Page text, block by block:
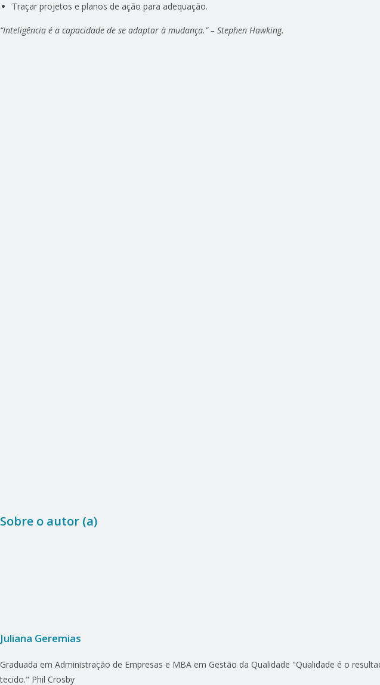
Traçar projetos e planos de ação para adequação.
“Inteligência é a capacidade de se adaptar à mudança.” – Stephen Hawking.
Sobre o autor (a)
Juliana Geremias
Graduada em Administração de Empresas e MBA em Gestão da Qualidade "Qualidade é o
tecido." Phil Crosby